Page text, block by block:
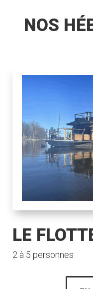
NOS
LE
2 à 5 personnes